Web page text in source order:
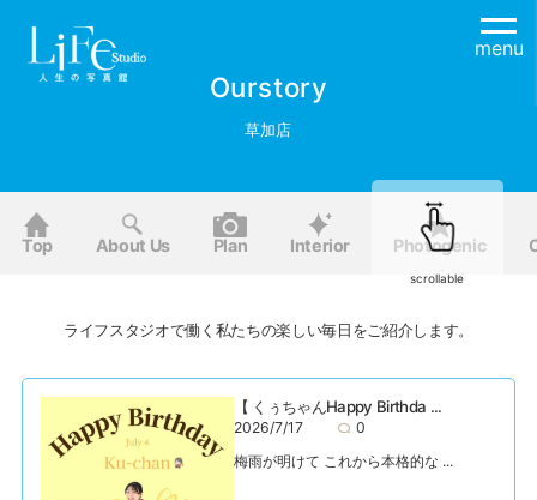
menu
Ourstory
草加店
Top About Us Plan Interior Photogenic
ライフスタジオで働く私たちの楽しい毎日をご紹介します。
【 くぅちゃんHappy Birthda ...
2026/7/17
0
梅雨が明けて これから本格的な ...